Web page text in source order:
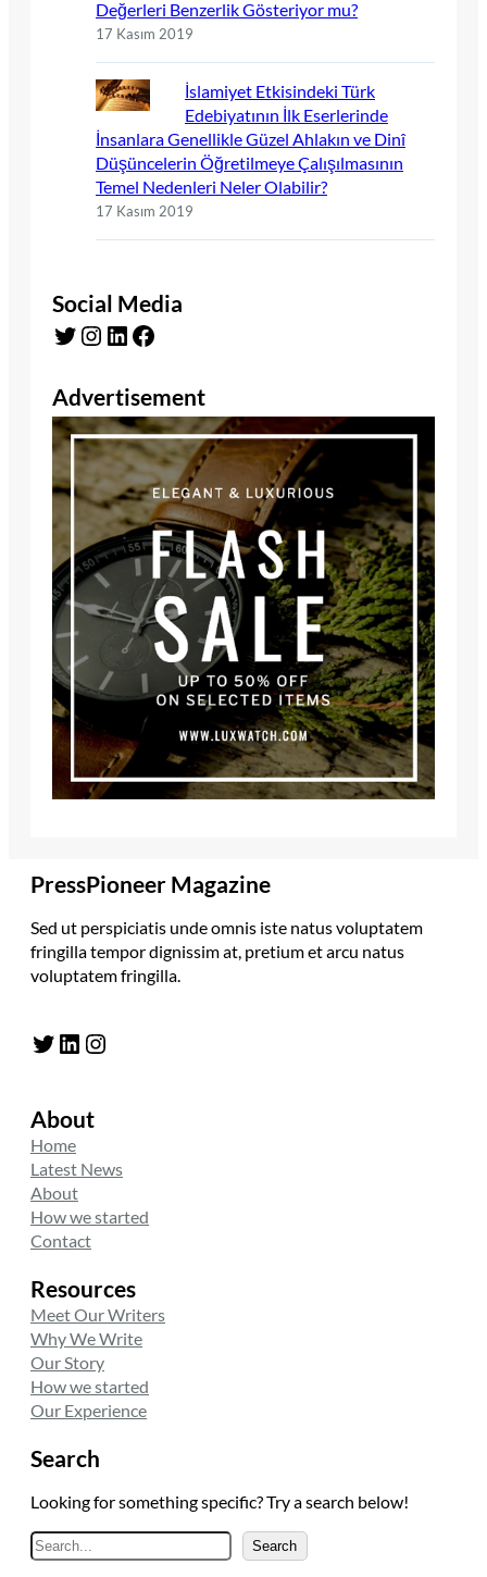
Değerleri Benzerlik Gösteriyor mu?
17 Kasım 2019
İslamiyet Etkisindeki Türk
Edebiyatının İlk Eserlerinde
İnsanlara Genellikle Güzel Ahlakın ve Dinî
Düşüncelerin Öğretilmeye Çalışılmasının
Temel Nedenleri Neler Olabilir?
17 Kasım 2019
Social Media
Twitter Instagram LinkedIn Facebook
Advertisement
PressPioneer Magazine
Sed ut perspiciatis unde omnis iste natus voluptatem
fringilla tempor dignissim at, pretium et arcu natus
voluptatem fringilla.
Twitter LinkedIn Instagram
About
Home
Latest News
About
How we started
Contact
Resources
Meet Our Writers
Why We Write
Our Story
How we started
Our Experience
Search
Looking for something specific? Try a search below!
A
r
Search